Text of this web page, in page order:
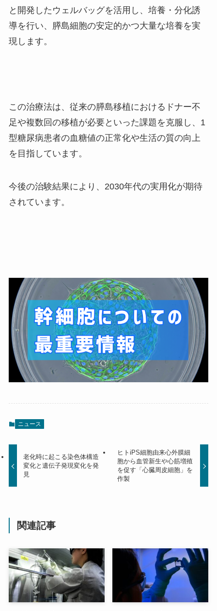
と開発したウェルバッグを活用し、培養・分化誘
導を行い、膵島細胞の安定的かつ大量な培養を実
現します。
この治療法は、従来の膵島移植におけるドナー不
足や複数回の移植が必要といった課題を克服し、1
型糖尿病患者の血糖値の正常化や生活の質の向上
を目指しています。
今後の治験結果により、2030年代の実用化が期待
されています。
ニュース
老化時に起こる染色体構造
変化と遺伝子発現変化を発
見
ヒトiPS細胞由来心外膜細
胞から血管新生や心筋増殖
を促す「心臓周皮細胞」を
作製
関連記事